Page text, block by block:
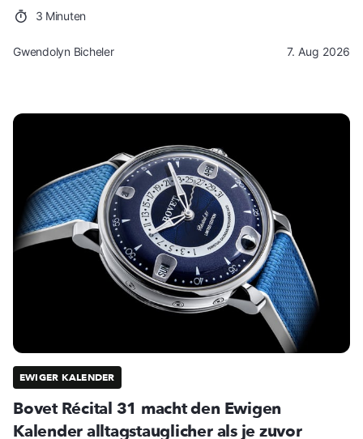
3 Minuten
Gwendolyn Bicheler 7. Aug 2026
EWIGER KALENDER
Bovet Récital 31 macht den Ewigen
Kalender alltagstauglicher als je zuvor